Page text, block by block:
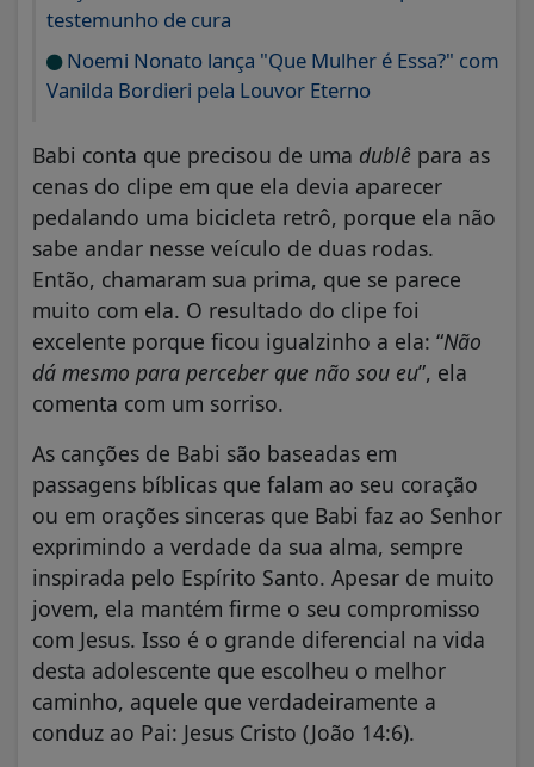
testemunho de cura
Noemi Nonato lança "Que Mulher é Essa?" com
Vanilda Bordieri pela Louvor Eterno
Babi conta que precisou de uma dublê para as
cenas do clipe em que ela devia aparecer
pedalando uma bicicleta retrô, porque ela não
sabe andar nesse veículo de duas rodas.
Então, chamaram sua prima, que se parece
muito com ela. O resultado do clipe foi
excelente porque ficou igualzinho a ela: “Não
dá mesmo para perceber que não sou eu”, ela
comenta com um sorriso.
As canções de Babi são baseadas em
passagens bíblicas que falam ao seu coração
ou em orações sinceras que Babi faz ao Senhor
exprimindo a verdade da sua alma, sempre
inspirada pelo Espírito Santo. Apesar de muito
jovem, ela mantém firme o seu compromisso
com Jesus. Isso é o grande diferencial na vida
desta adolescente que escolheu o melhor
caminho, aquele que verdadeiramente a
conduz ao Pai: Jesus Cristo (João 14:6).